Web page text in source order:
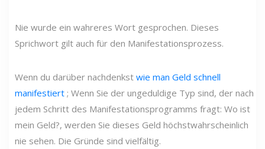
Nie wurde ein wahreres Wort gesprochen. Dieses
Sprichwort gilt auch für den Manifestationsprozess.
Wenn du darüber nachdenkst wie man Geld schnell
manifestiert ; Wenn Sie der ungeduldige Typ sind, der nach
jedem Schritt des Manifestationsprogramms fragt: Wo ist
mein Geld?, werden Sie dieses Geld höchstwahrscheinlich
nie sehen. Die Gründe sind vielfältig.